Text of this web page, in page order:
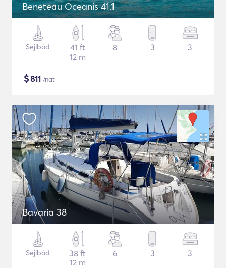
Beneteau Oceanis 41.1
Sejlbåd
41 ft
12 m
8 3 3
$811 /nat
Bavaria 38
Sejlbåd
38 ft
12 m
6 3 3